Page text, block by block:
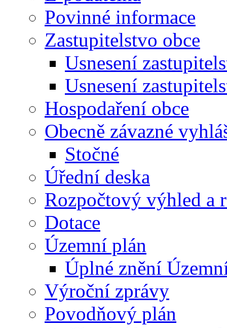
Povinné informace
Zastupitelstvo obce
Usnesení
Usnesení
Hospodaření obce
Obecně závazné
Stočné
Úřední deska
Rozpočtový výhled a
Dotace
Územní plán
Úplné znění
Výroční zprávy
Povodňový plán